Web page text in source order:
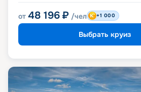
от 48 196 ₽ /чел +1 000
Выбрать круиз